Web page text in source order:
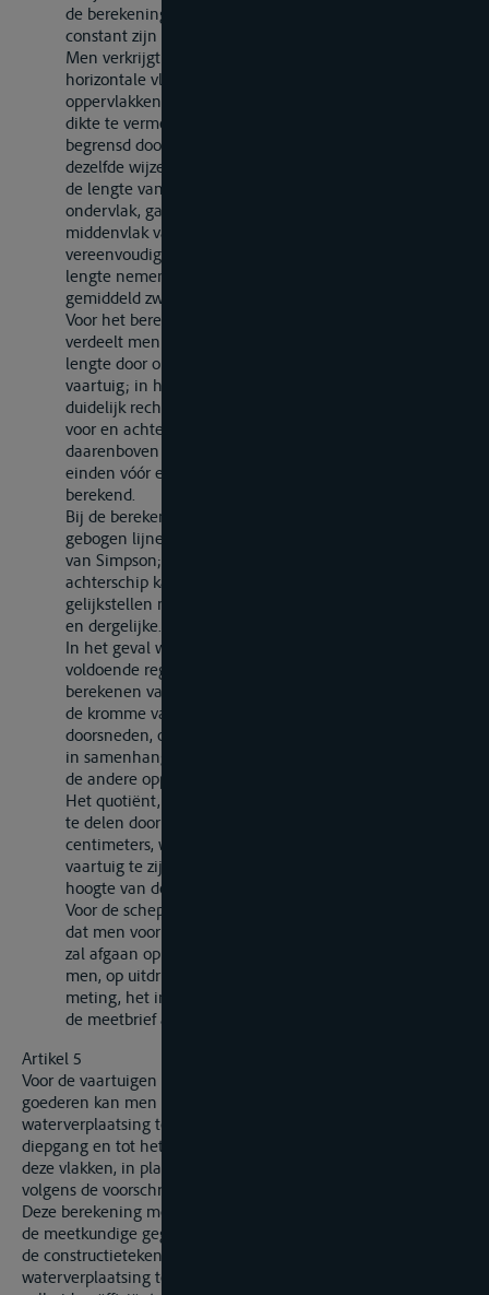
de berekening van het volume in de gevormde delen,
constant zijn en in de regel 10 cm.
Men verkrijgt de inhoud van een schijf, begrensd door
horizontale vlakken, door de halve som van de
oppervlakken van het boven- en het ondervlak met de
dikte te vermenigvuldigen. De inhoud van een schijf,
begrensd door elkaar snijdende vlakken, wordt op
dezelfde wijze verkregen, waarbij als gemiddelde dikte
de lengte van de verticale lijn tussen het boven- en
ondervlak, gaande door het zwaartepunt van het
middenvlak van de schijf, wordt genomen; ter
vereenvoudiging kan men echter voor al de schijven de
lengte nemen van de verticale lijn die gaat door een
gemiddeld zwaartepunt.
Voor het berekenen van het oppervlak van ieder vlak
verdeelt men het oppervlak in delen van dezelfde
lengte door ordinaten loodrecht op de lengteas van het
vaartuig; in het middengedeelte, dat in het algemeen
duidelijk rechthoekig is, evenals in elk der uiteinden
voor en achter, is het aantal vakken tenminste vier;
daarenboven wordt het oppervlak van de uitstekende
einden vóór en achter, indien nodig, afzonderlijk
berekend.
Bij de berekening van de oppervlakken die door
gebogen lijnen worden begrensd, gebruikt men de regel
van Simpson; voor de uitstekende einden in voor- en
achterschip kan men echter de gebogen lijnen
gelijkstellen met bekende krommen als ellips, parabool
en dergelijke.
In het geval waarin het verloop van de oppervlakken
voldoende regelmatig is, kan men zich beperken tot het
berekenen van een aantal oppervlakken, voldoende om
de kromme van verschillen van de oppervlakken van de
doorsneden, of van zekere delen van deze doorsneden,
in samenhang met hun hoogteligging te ontwerpen en
de andere oppervlakken daarvan afleiden.
Het quotiënt, verkregen door de inhoud van een schijf
te delen door haar gemiddelde dikte, uitgedrukt in
centimeters, wordt geacht de verplaatsing van het
vaartuig te zijn voor iedere centimeter inzinking over de
hoogte van deze schijf.
Voor de schepen waarvan de bestemming zodanig is,
dat men voor het bepalen van de lading in geen geval
zal afgaan op gegevens bij verschillende diepgang, kan
men, op uitdrukkelijk verzoek van de aanvrager van de
meting, het invullen van de tabellen van rubriek 33 in
de meetbrief achterwege laten.
Artikel 5
Voor de vaartuigen die niet bestemd zijn voor het vervoer van
goederen kan men zich beperken tot het berekenen van de
waterverplaatsing tot het vlak van de grootste toegelaten
diepgang en tot het vlak van ledige inzinking of tot één van
deze vlakken, in plaats van het uitvoeren van een meting
volgens de voorschriften van artikel 4 van deze Bijlage.
Deze berekening moet worden uitgevoerd hetzij op basis van
de meetkundige gegevens, verkregen aan het schip zelf of van
de constructietekeningen, hetzij door voor de
waterverplaatsing te nemen het produkt van de